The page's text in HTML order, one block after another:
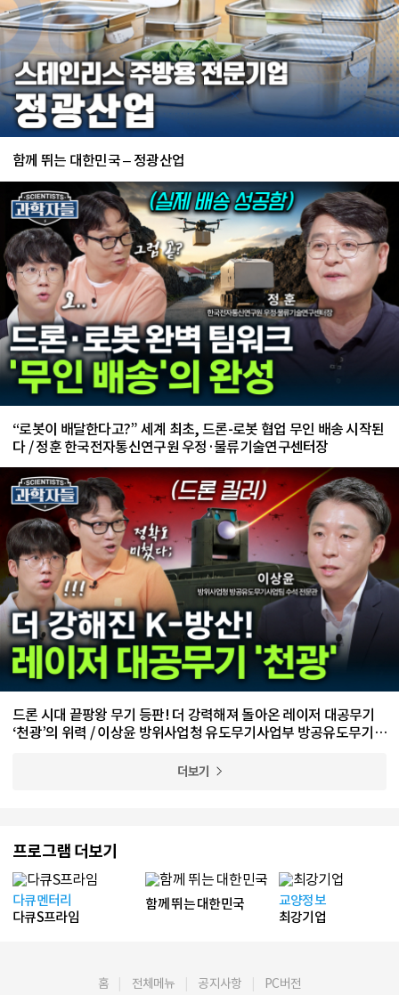
함께 뛰는 대한민국 – 정광산업
“로봇이 배달한다고?” 세계 최초, 드론-로봇 협업 무인 배송 시작된
다 / 정훈 한국전자통신연구원 우정·물류기술연구센터장
드론 시대 끝팡왕 무기 등판! 더 강력해져 돌아온 레이저 대공무기
‘천광’의 위력 / 이상윤 방위사업청 유도무기사업부 방공유도무기사
더보기
프로그램 더보기
다큐멘터리
다큐S프라임
함께 뛰는 대한민국
교양정보
최강기업
홈 전체메뉴 공지사항 PC버전